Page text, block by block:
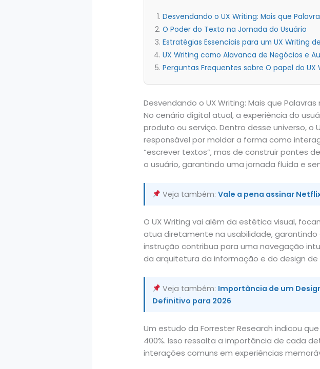
Desvendando o UX Writing: Mais que
O Poder do Texto na Jornada do Usuário
Estratégias Essenciais para um UX Writing
UX Writing como Alavanca de Negócios e
Perguntas Frequentes sobre O papel do
Desvendando o UX Writing: Mais que Palavras
No cenário digital atual, a experiência do
produto ou serviço. Dentro desse universo,
responsável por moldar a forma como
“escrever textos”, mas de construir pontes
o usuário, garantindo uma jornada fluida e
Veja também:Vale a pena assinar
O UX Writing vai além da estética visual,
atua diretamente na usabilidade,
instrução contribua para uma navegação
da arquitetura da informação e do design
Veja também: Importância de um
Definitivo para 2026
Um estudo da Forrester Research indicou
400%. Isso ressalta a importância de cada
interações comuns em experiências